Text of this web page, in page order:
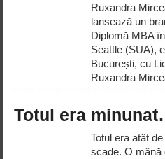
Ruxandra
lansează un
Diplomă MBA
Seattle (SUA),
București, cu
Ruxandra
Totul era
Totul era atât
scade. O mână